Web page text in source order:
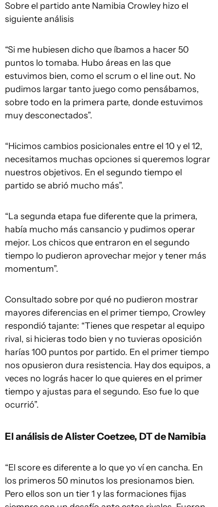
Sobre el partido ante Namibia Crowley hizo el
siguiente análisis
“Si me hubiesen dicho que íbamos a hacer 50
puntos lo tomaba. Hubo áreas en las que
estuvimos bien, como el scrum o el line out. No
pudimos largar tanto juego como pensábamos,
sobre todo en la primera parte, donde estuvimos
muy desconectados”.
“Hicimos cambios posicionales entre el 10 y el 12,
necesitamos muchas opciones si queremos lograr
nuestros objetivos. En el segundo tiempo el
partido se abrió mucho más”.
“La segunda etapa fue diferente que la primera,
había mucho más cansancio y pudimos operar
mejor. Los chicos que entraron en el segundo
tiempo lo pudieron aprovechar mejor y tener más
momentum”.
Consultado sobre por qué no pudieron mostrar
mayores diferencias en el primer tiempo, Crowley
respondió tajante: “Tienes que respetar al equipo
rival, si hicieras todo bien y no tuvieras oposición
harías 100 puntos por partido. En el primer tiempo
nos opusieron dura resistencia. Hay dos equipos, a
veces no lográs hacer lo que quieres en el primer
tiempo y ajustas para el segundo. Eso fue lo que
ocurrió”.
El análisis de Alister Coetzee, DT de Namibia
“El score es diferente a lo que yo ví en cancha. En
los primeros 50 minutos los presionamos bien.
Pero ellos son un tier 1 y las formaciones fijas